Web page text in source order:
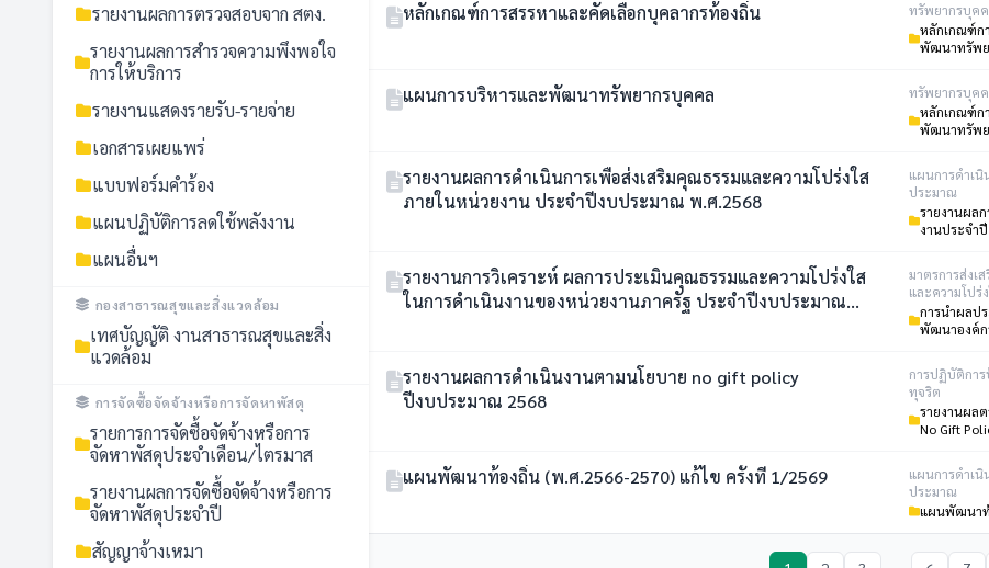
รายงานผลการตรวจสอบจาก สตง.
รายงานผลการสำรวจความพึงพอใจ
การให้บริการ
รายงานแสดงรายรับ-รายจ่าย
เอกสารเผยแพร่
แบบฟอร์มคำร้อง
แผนปฏิบัติการลดใช้พลังงาน
แผนอื่นฯ
กองสาธารณสุขและสิ่งแวดล้อม
เทศบัญญัติ งานสาธารณสุขและสิ่ง
แวดล้อม
การจัดซื้อจัดจ้างหรือการจัดหาพัสดุ
รายการการจัดซื้อจัดจ้างหรือการ
จัดหาพัสดุประจำเดือน/ไตรมาส
รายงานผลการจัดซื้อจัดจ้างหรือการ
จัดหาพัสดุประจำปี
สัญญาจ้างเหมา
หลักเกณฑ์การสรรหาและคัดเลือกบุคลากรท้องถิ่น
ทรัพยากรบุค
หลักเกณฑ์ก
พัฒนาทรัพ
แผนการบริหารและพัฒนาทรัพยากรบุคคล
ทรัพยากรบุค
หลักเกณฑ์ก
พัฒนาทรัพ
รายงานผลการดำเนินการเพื่อส่งเสริมคุณธรรมและความโปร่งใส
ภายในหน่วยงาน ประจำปีงบประมาณ พ.ศ.2568
แผนการดำเนิ
ประมาณ
รายงานผล
งานประจำปี
รายงานการวิเคราะห์ ผลการประเมินคุณธรรมและความโปร่งใส
ในการดำเนินงานของหน่วยงานภาครัฐ ประจำปีงบประมาณ
มาตรการส่งเ
และความโปร่
การนำผลปร
พัฒนาองค์ก
รายงานผลการดำเนินงานตามนโยบาย no gift policy
ปีงบประมาณ 2568
การปฏิบัติการ
ทุจริต
รายงานผล
No Gift
แผนพัฒนาท้องถิ่น (พ.ศ.2566-2570) แก้ไข ครั้งที่ 1/2569
แผนการดำเนิ
ประมาณ
แผนพัฒนา